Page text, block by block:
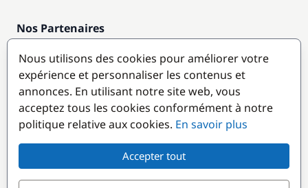
Nos Partenaires
Destinations populaires
Nous utilisons des cookies pour améliorer votre
expérience et personnaliser les contenus et
annonces. En utilisant notre site web, vous
acceptez tous les cookies conformément à notre
politique relative aux cookies. En savoir plus
Accepter tout